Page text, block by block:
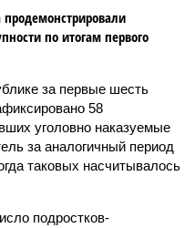
продемонстрировали
по итогам первого
за первые шесть
58
уголовно наказуемые
за аналогичный период
таковых насчитывалось
подростков-